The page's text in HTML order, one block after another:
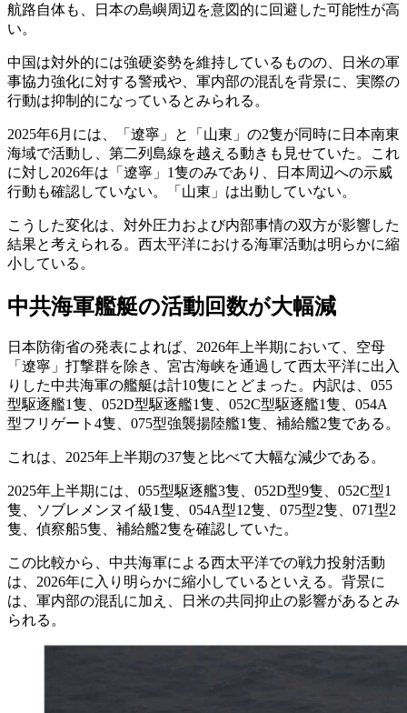
航路自体も、日本の島嶼周辺を意図的に回避した可能性が高
い。
中国は対外的には強硬姿勢を維持しているものの、日米の軍
事協力強化に対する警戒や、軍内部の混乱を背景に、実際の
行動は抑制的になっているとみられる。
2025年6月には、「遼寧」と「山東」の2隻が同時に日本南東
海域で活動し、第二列島線を越える動きも見せていた。これ
に対し2026年は「遼寧」1隻のみであり、日本周辺への示威
行動も確認していない。「山東」は出動していない。
こうした変化は、対外圧力および内部事情の双方が影響した
結果と考えられる。西太平洋における海軍活動は明らかに縮
小している。
中共海軍艦艇の活動回数が大幅減
日本防衛省の発表によれば、2026年上半期において、空母
「遼寧」打撃群を除き、宮古海峡を通過して西太平洋に出入
りした中共海軍の艦艇は計10隻にとどまった。内訳は、055
型駆逐艦1隻、052D型駆逐艦1隻、052C型駆逐艦1隻、054A
型フリゲート4隻、075型強襲揚陸艦1隻、補給艦2隻である。
これは、2025年上半期の37隻と比べて大幅な減少である。
2025年上半期には、055型駆逐艦3隻、052D型9隻、052C型1
隻、ソブレメンヌイ級1隻、054A型12隻、075型2隻、071型2
隻、偵察船5隻、補給艦2隻を確認していた。
この比較から、中共海軍による西太平洋での戦力投射活動
は、2026年に入り明らかに縮小しているといえる。背景に
は、軍内部の混乱に加え、日米の共同抑止の影響があるとみ
られる。